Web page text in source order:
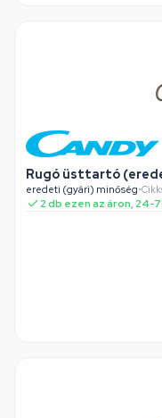
Rugó üsttartó
eredeti (gyári) minőség•
2 db ezen az áron, 24-